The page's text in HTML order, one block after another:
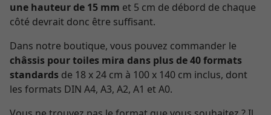
une hauteur de 15 mm et 5 cm de débord de chaque
côté devrait donc être suffisant.
Dans notre boutique, vous pouvez commander le
châssis pour toiles mira dans plus de 40 formats
standards de 18 x 24 cm à 100 x 140 cm inclus, dont
les formats DIN A4, A3, A2, A1 et A0.